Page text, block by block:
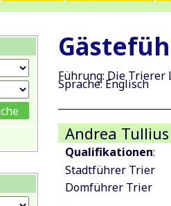
Führung: Die Trierer
Sprache: Englisch
Andrea Tullius
Qualifikationen:
Stadtführer Trier
Domführer Trier